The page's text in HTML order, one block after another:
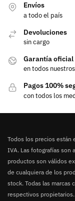
Envíos
a todo el país
Devoluciones
sin cargo
Garantía oficial
en todos
Pagos 100%
con todos los
Todos los precios están
IVA. Las fotografías son
productos son válidos
de cualquiera de los
stock. Todas las marcas
respectivos propietarios.